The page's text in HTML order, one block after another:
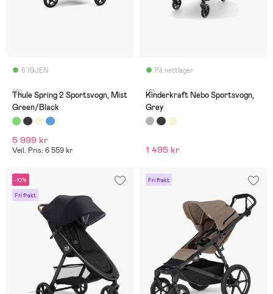
6 IGJEN
(0)
Thule Spring 2 Sportsvogn, Mist
Green/Black
5 999 kr
Veil. Pris: 6 559 kr
På nettlager
(2)
Kinderkraft Nebo Sportsvogn,
Grey
1 495 kr
-10%
Fri frakt
Fri frakt